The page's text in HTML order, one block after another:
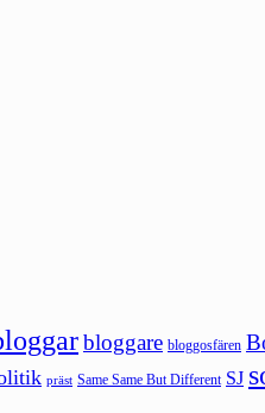
bloggare bloggosfären
präst Same Same But Different SJ